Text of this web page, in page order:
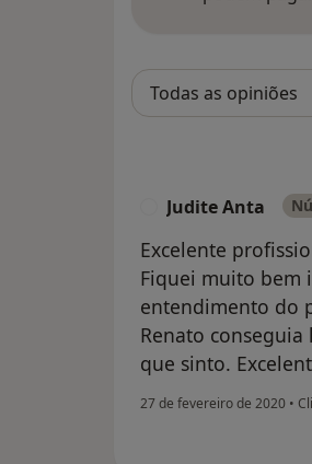
Judite Anta
Excelente
Fiquei muito bem
entendimento do
Renato
que sinto.
27 de fevereiro de 2020 •